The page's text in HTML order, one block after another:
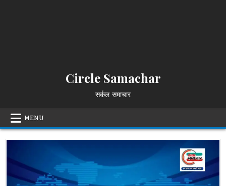
Circle Samachar
सर्कल समाचार
MENU